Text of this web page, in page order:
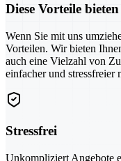
Diese Vorteile
Wenn Sie mit uns
Vorteilen. Wir bieten
auch eine Vielzahl von
einfacher und stressfreier
Stressfrei
Unkompliziert Angebote